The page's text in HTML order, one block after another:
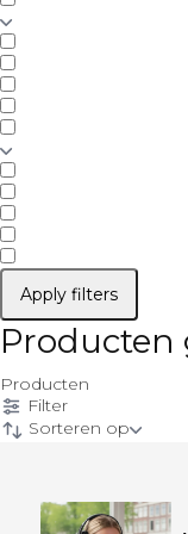
Apply filters
Producten
Filter
Sorteren op